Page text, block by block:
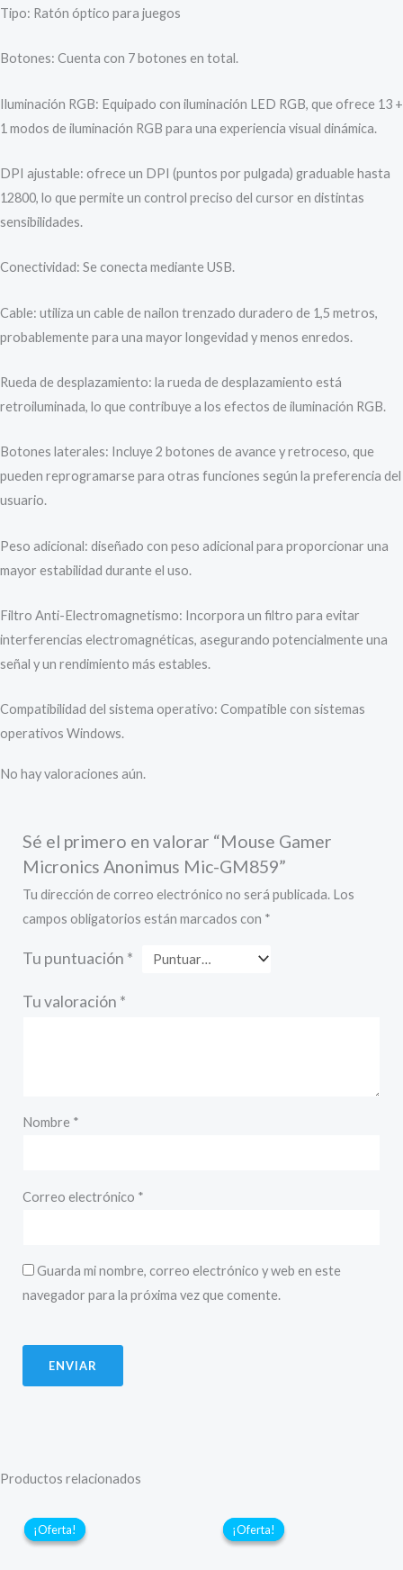
Tipo: Ratón óptico para juegos
Botones: Cuenta con 7 botones en total.
Iluminación RGB: Equipado con iluminación LED RGB, que ofrece 13 +
1 modos de iluminación RGB para una experiencia visual dinámica.
DPI ajustable: ofrece un DPI (puntos por pulgada) graduable hasta
12800, lo que permite un control preciso del cursor en distintas
sensibilidades.
Conectividad: Se conecta mediante USB.
Cable: utiliza un cable de nailon trenzado duradero de 1,5 metros,
probablemente para una mayor longevidad y menos enredos.
Rueda de desplazamiento: la rueda de desplazamiento está
retroiluminada, lo que contribuye a los efectos de iluminación RGB.
Botones laterales: Incluye 2 botones de avance y retroceso, que
pueden reprogramarse para otras funciones según la preferencia del
usuario.
Peso adicional: diseñado con peso adicional para proporcionar una
mayor estabilidad durante el uso.
Filtro Anti-Electromagnetismo: Incorpora un filtro para evitar
interferencias electromagnéticas, asegurando potencialmente una
señal y un rendimiento más estables.
Compatibilidad del sistema operativo: Compatible con sistemas
operativos Windows.
No hay valoraciones aún.
Sé el primero en valorar “Mouse Gamer
Micronics Anonimus Mic-GM859”
Tu dirección de correo electrónico no será publicada. Los
campos obligatorios están marcados con *
Tu puntuación *
Tu valoración *
Nombre *
Correo electrónico *
Guarda mi nombre, correo electrónico y web en este
navegador para la próxima vez que comente.
Productos relacionados
¡Oferta!
¡Oferta! ¡Oferta!
¡Oferta!